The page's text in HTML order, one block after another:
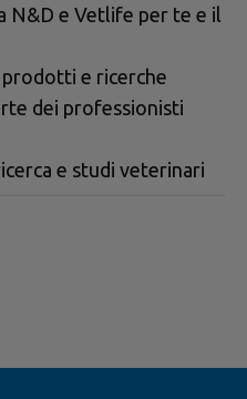
N&D e Vetlife per te e il
e ricerche
dei professionisti
e studi veterinari